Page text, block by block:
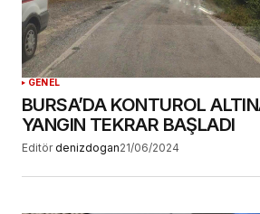
GENEL
BURSA’DA KONTUROL
YANGIN TEKRAR BAŞLADI
Editör denizdogan21/06/2024